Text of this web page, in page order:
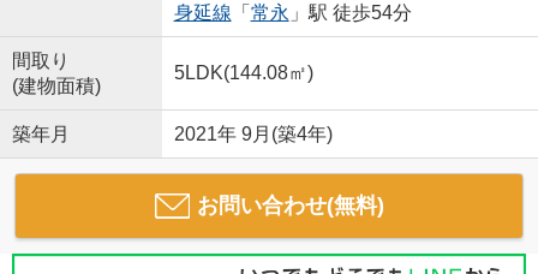
身延線 「 常永 」駅 徒歩54分
間取り
(建物面積)
5LDK(144.08㎡)
築年月 2021年 9月(築4年)
お問い合わせ(無料)